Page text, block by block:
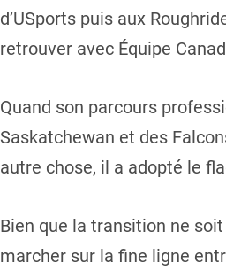
d’USports puis aux
retrouver avec Équipe
Quand son parcours
Saskatchewan et des
autre chose, il a adopté le
Bien que la transition ne
marcher sur la fine ligne